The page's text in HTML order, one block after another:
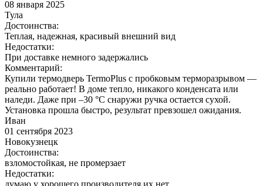
08 января 2025
Тула
Достоинства:
Теплая, надежная, красивый внешний вид
Недостатки:
При доставке немного задержались
Комментарий:
Купили термодверь TermoPlus с пробковым терморазрывом —
реально работает! В доме тепло, никакого конденсата или
наледи. Даже при –30 °C снаружи ручка остается сухой.
Установка прошла быстро, результат превзошел ожидания.
Иван
01 сентября 2023
Новокузнецк
Достоинства:
взломостойкая, не промерзает
Недостатки:
думаю у хорошего производителя их нет